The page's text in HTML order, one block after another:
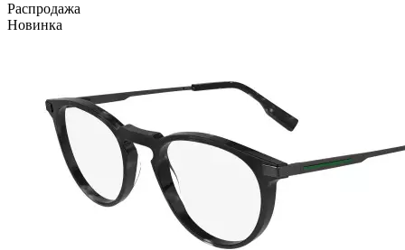
Распродажа
Новинка